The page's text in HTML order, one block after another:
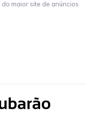
maior site de anúncios